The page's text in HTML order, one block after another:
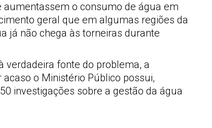
o consumo de água em
geral que em algumas regiões da
já não chega às torneiras durante
verdadeira fonte do problema, a
o Ministério Público possui,
investigações sobre a gestão da água